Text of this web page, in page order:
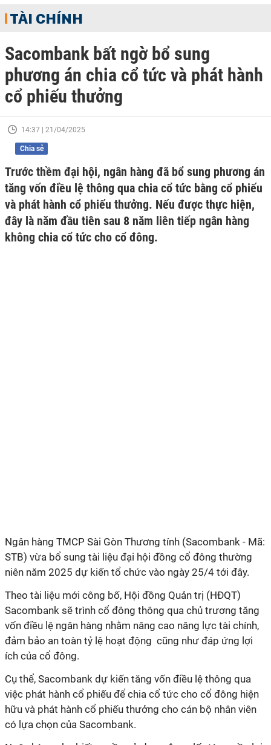
TÀI CHÍNH
Sacombank bất ngờ bổ sung
phương án chia cổ tức và phát hành
cổ phiếu thưởng
14:37 | 21/04/2025
Chia sẻ
Trước thềm đại hội, ngân hàng đã bổ sung phương án
tăng vốn điều lệ thông qua chia cổ tức bằng cổ phiếu
và phát hành cổ phiếu thưởng. Nếu được thực hiện,
đây là năm đầu tiên sau 8 năm liên tiếp ngân hàng
không chia cổ tức cho cổ đông.
Ngân hàng TMCP Sài Gòn Thương tính (Sacombank - Mã:
STB) vừa bổ sung tài liệu đại hội đồng cổ đông thường
niên năm 2025 dự kiến tổ chức vào ngày 25/4 tới đây.
Theo tài liệu mới công bố, Hội đồng Quản trị (HĐQT)
Sacombank sẽ trình cổ đông thông qua chủ trương tăng
vốn điều lệ ngân hàng nhằm nâng cao năng lực tài chính,
đảm bảo an toàn tỷ lệ hoạt động cũng như đáp ứng lợi
ích của cổ đông.
Cụ thể, Sacombank dự kiến tăng vốn điều lệ thông qua
việc phát hành cổ phiếu để chia cổ tức cho cổ đông hiện
hữu và phát hành cổ phiếu thưởng cho cán bộ nhân viên
có lựa chọn của Sacombank.